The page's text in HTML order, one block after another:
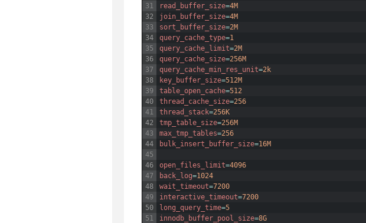
31
32
33
34
35
36
37
38
39
40
41
42
43
44
45
46
47
48
49
50
51
read_buffer_size=4M
join_buffer_size=4M
sort_buffer_size=2M
query_cache_type=1
query_cache_limit=2M
query_cache_size=256M
query_cache_min_res_unit=2k
key_buffer_size=512M
table_open_cache=512
thread_cache_size=256
thread_stack=256K
tmp_table_size=256M
max_tmp_tables=256
bulk_insert_buffer_size=16M
open_files_limit=4096
back_log=1024
wait_timeout=7200
interactive_timeout=7200
long_query_time=5
innodb_buffer_pool_size=8G